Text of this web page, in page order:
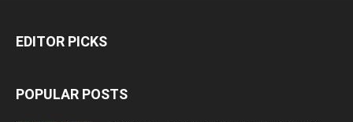
EDITOR PICKS
POPULAR POSTS